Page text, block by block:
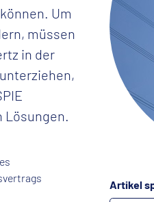
Um
müssen
in der
Lösungen.
Artikel